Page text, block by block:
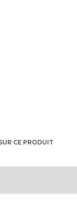
CE PRODUIT